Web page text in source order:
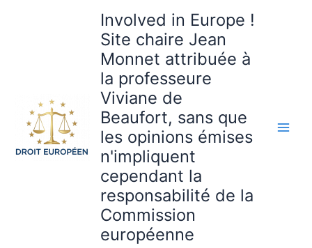
Involved in Europe !
Site chaire Jean
Monnet attribuée à
la professeure
Viviane de
Beaufort, sans que
les opinions émises
n'impliquent
cependant la
responsabilité de la
Commission
européenne